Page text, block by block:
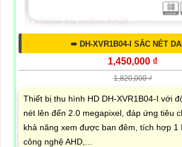
➠ DH-XVR1B04-I SẮC NÉT
1,450,000 ₫
1,820,000 ₫
Thiết bị thu hình HD DH-XVR1B04-I với
nét lên đến 2.0 megapixel, đáp ứng tiêu
khả năng xem được ban đêm, tích hợp 1
công nghệ AHD,...